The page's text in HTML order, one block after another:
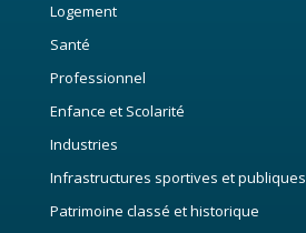
Logement
Santé
Professionnel
Enfance et Scolarité
Industries
Infrastructures sportives et publiques
Patrimoine classé et historique